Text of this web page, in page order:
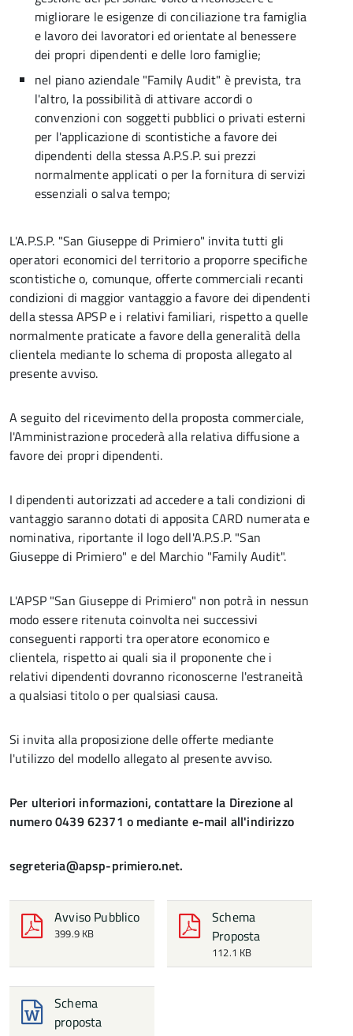
migliorare le esigenze di conciliazione tra famiglia
e lavoro dei lavoratori ed orientate al benessere
dei propri dipendenti e delle loro famiglie;
nel piano aziendale "Family Audit" è prevista, tra
l'altro, la possibilità di attivare accordi o
convenzioni con soggetti pubblici o privati esterni
per l'applicazione di scontistiche a favore dei
dipendenti della stessa A.P.S.P. sui prezzi
normalmente applicati o per la fornitura di servizi
essenziali o salva tempo;
L'A.P.S.P. "San Giuseppe di Primiero" invita tutti gli
operatori economici del territorio a proporre specifiche
scontistiche o, comunque, offerte commerciali recanti
condizioni di maggior vantaggio a favore dei dipendenti
della stessa APSP e i relativi familiari, rispetto a quelle
normalmente praticate a favore della generalità della
clientela mediante lo schema di proposta allegato al
presente avviso.
A seguito del ricevimento della proposta commerciale,
l'Amministrazione procederà alla relativa diffusione a
favore dei propri dipendenti.
I dipendenti autorizzati ad accedere a tali condizioni di
vantaggio saranno dotati di apposita CARD numerata e
nominativa, riportante il logo dell'A.P.S.P. "San
Giuseppe di Primiero" e del Marchio "Family Audit".
L'APSP "San Giuseppe di Primiero" non potrà in nessun
modo essere ritenuta coinvolta nei successivi
conseguenti rapporti tra operatore economico e
clientela, rispetto ai quali sia il proponente che i
relativi dipendenti dovranno riconoscerne l'estraneità
a qualsiasi titolo o per qualsiasi causa.
Si invita alla proposizione delle offerte mediante
l'utilizzo del modello allegato al presente avviso.
Per ulteriori informazioni, contattare la Direzione al
numero 0439 62371 o mediante e-mail all'indirizzo
segreteria@apsp-primiero.net.
Avviso Pubblico
399.9 KB
Schema
Proposta
112.1 KB
Schema
proposta